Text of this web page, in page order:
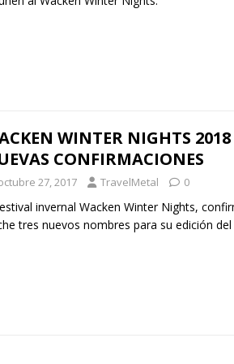
WINTER NIGHTS 2018
CONFIRMACIONES
27, 2017 TravelMetal 0
invernal Wacken Winter Nights,
tres nuevos nombres para su edición